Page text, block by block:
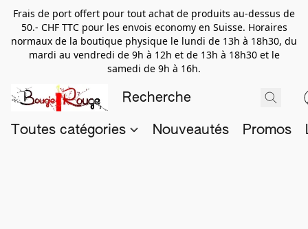
Frais de port offert pour tout achat de produits au-dessus de
50.- CHF TTC pour les envois economy en Suisse. Horaires
normaux de la boutique physique le lundi de 13h à 18h30, du
mardi au vendredi de 9h à 12h et de 13h à 18h30 et le
samedi de 9h à 16h.
Toutes catégories Nouveautés Promos